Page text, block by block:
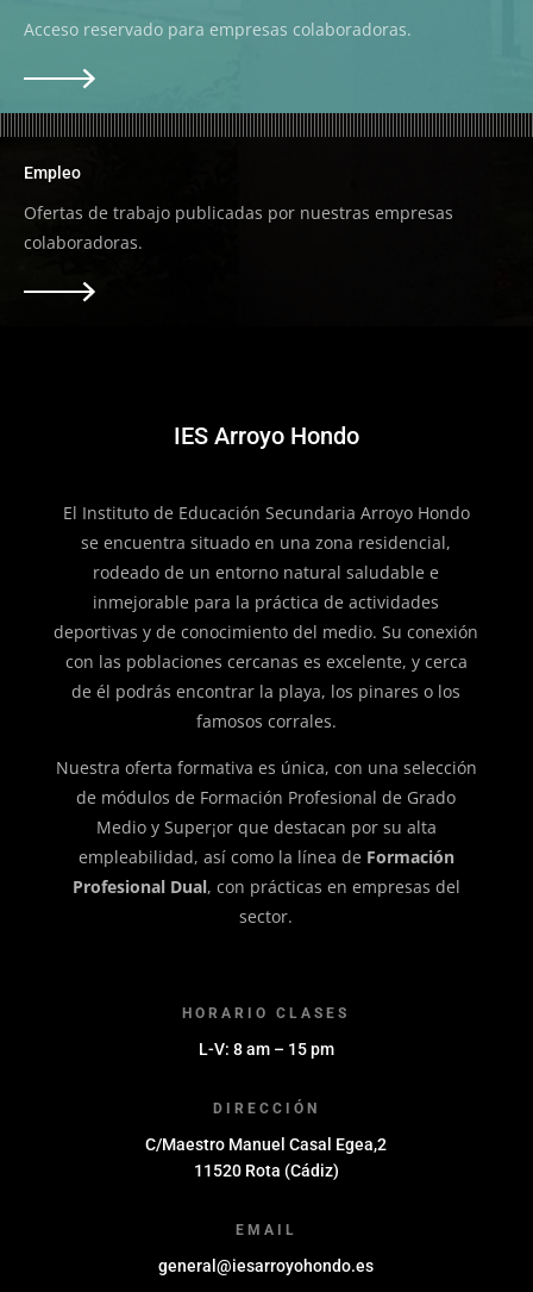
Acceso reservado para empresas colaboradoras.
Empleo
Ofertas de trabajo publicadas por nuestras empresas
colaboradoras.
IES Arroyo Hondo
El Instituto de Educación Secundaria Arroyo Hondo
se encuentra situado en una zona residencial,
rodeado de un entorno natural saludable e
inmejorable para la práctica de actividades
deportivas y de conocimiento del medio. Su conexión
con las poblaciones cercanas es excelente, y cerca
de él podrás encontrar la playa, los pinares o los
famosos corrales.
Nuestra oferta formativa es única, con una selección
de módulos de Formación Profesional de Grado
Medio y Super¡or que destacan por su alta
empleabilidad, así como la línea de Formación
Profesional Dual, con prácticas en empresas del
sector.
HORARIO CLASES
L-V: 8 am – 15 pm
DIRECCIÓN
C/Maestro Manuel Casal Egea,2
11520 Rota (Cádiz)
EMAIL
general@iesarroyohondo.es